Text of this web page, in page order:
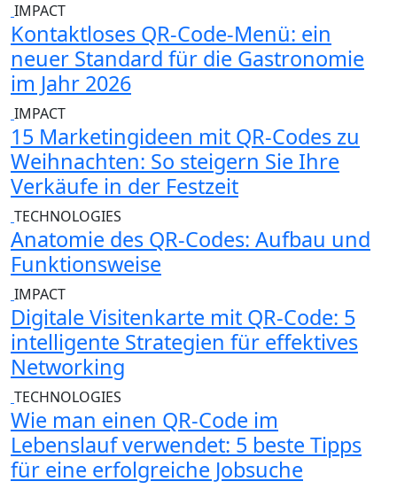
IMPACT
Kontaktloses QR-Code-Menü: ein
neuer Standard für die Gastronomie
im Jahr 2026
IMPACT
15 Marketingideen mit QR-Codes zu
Weihnachten: So steigern Sie Ihre
Verkäufe in der Festzeit
TECHNOLOGIES
Anatomie des QR-Codes: Aufbau und
Funktionsweise
IMPACT
Digitale Visitenkarte mit QR-Code: 5
intelligente Strategien für effektives
Networking
TECHNOLOGIES
Wie man einen QR-Code im
Lebenslauf verwendet: 5 beste Tipps
für eine erfolgreiche Jobsuche